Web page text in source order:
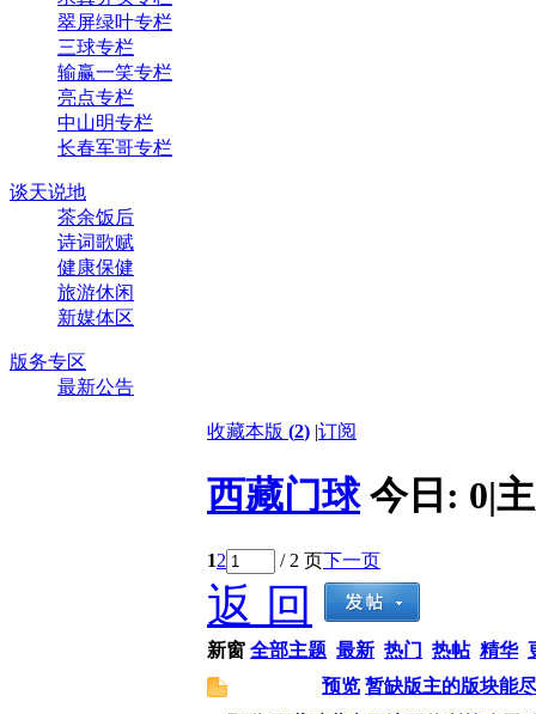
翠屏绿叶专栏
三球专栏
输赢一笑专栏
亮点专栏
中山明专栏
长春军哥专栏
谈天说地
茶余饭后
诗词歌赋
健康保健
旅游休闲
新媒体区
版务专区
最新公告
收藏本版 (2) |订阅
西藏门球 今日: 0|
12 / 2 页下一页
返 回
新窗 全部主题 最新 热门 热帖 精华
预览 暂缺版主的版块能